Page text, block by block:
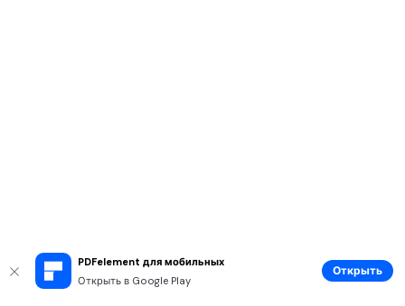
PDFelement для мобильных
Открыть в Google Play
Открыть